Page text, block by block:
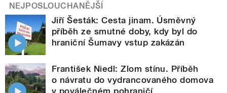
NEJPOSLOUCHANĚJŠÍ
Jiří Šesták: Cesta jinam. Úsměvný
příběh ze smutné doby, kdy byl do
hraniční Šumavy vstup zakázán
František Niedl: Zlom stínu. Příběh
o návratu do vydrancovaného domova
v poválečném pohraničí